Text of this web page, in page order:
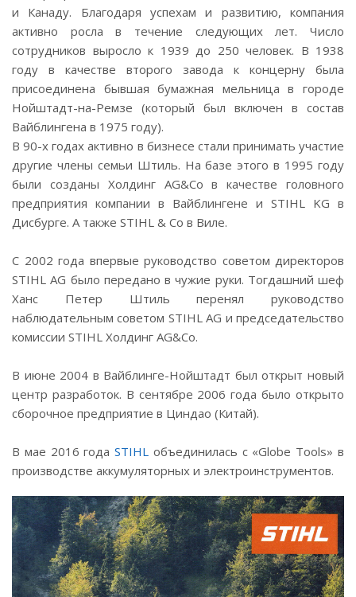
и Канаду. Благодаря успехам и развитию, компания
активно росла в течение следующих лет. Число
сотрудников выросло к 1939 до 250 человек. В 1938
году в качестве второго завода к концерну была
присоединена бывшая бумажная мельница в городе
Нойштадт-на-Ремзе (который был включен в состав
Вайблингена в 1975 году).
В 90-х годах активно в бизнесе стали принимать участие
другие члены семьи Штиль. На базе этого в 1995 году
были созданы Холдинг AG&Co в качестве головного
предприятия компании в Вайблингене и STIHL KG в
Дисбурге. А также STIHL & Со в Виле.
С 2002 года впервые руководство советом директоров
STIHL AG было передано в чужие руки. Тогдашний шеф
Ханс Петер Штиль перенял руководство
наблюдательным советом STIHL AG и председательство
комиссии STIHL Холдинг AG&Co.
В июне 2004 в Вайблинге-Нойштадт был открыт новый
центр разработок. В сентябре 2006 года было открыто
сборочное предприятие в Циндао (Китай).
В мае 2016 годаSTIHL объединилась с «Globe Tools» в
производстве аккумуляторных и электроинструментов.